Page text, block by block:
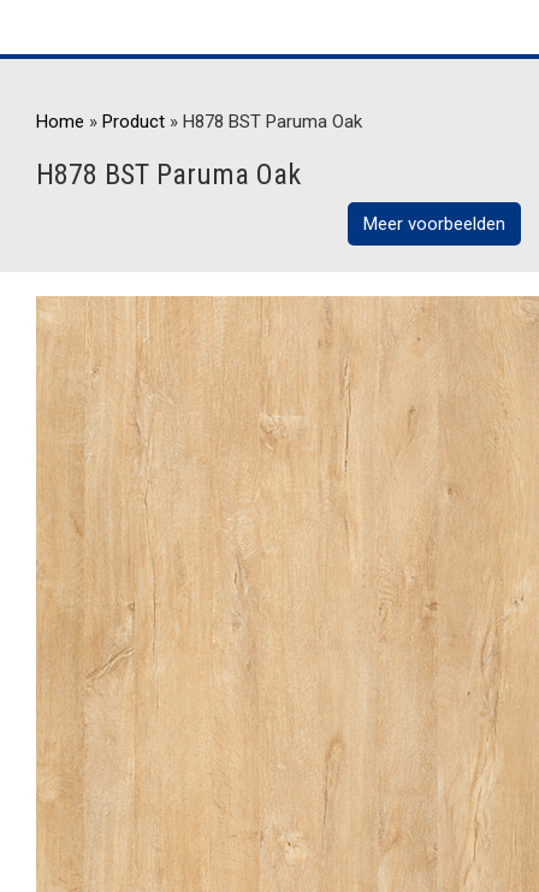
Home » Product » H878 BST Paruma Oak
H878 BST Paruma Oak
Meer voorbeelden